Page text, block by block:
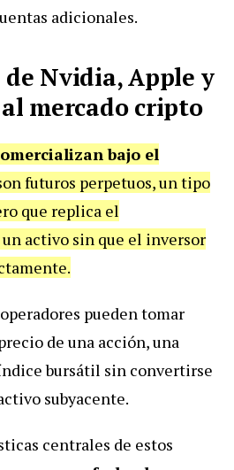
adicionales.
de Nvidia, Apple y
mercado cripto
bajo el
futuros perpetuos, un tipo
que replica el
activo sin que el inversor
pueden tomar
de una acción, una
bursátil sin convertirse
subyacente.
centrales de estos